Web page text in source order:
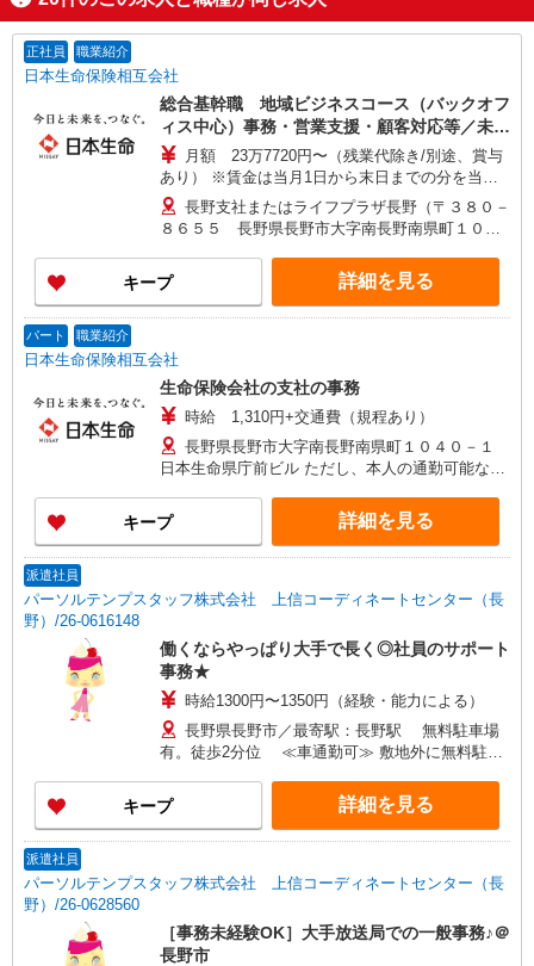
正社員 職業紹介
日本生命保険相互会社
総合基幹職 地域ビジネスコース（バックオフ
ィス中心）事務・営業支援・顧客対応等／未経
験可！月額 23万7720円〜（残業代除き/別途、賞与
あり） ※賃金は当月1日から末日までの分を当月
20日支払（時間外勤務手当等については当月1日か
ら末日までの分を翌月20日に支払） 想定年収
420万〜440万 ※時間外勤務手当(法定内20時間・
法定外0時間*想定)を含むモデル年収 *毎営業日
9:00〜18:00勤務する場合の残業時間のイメージ
※賞与は支給対象期間を通じて勤務した場合の想
後の昇給額は、昇格・職務成果等の状況に応じて
変動 ※将来的なステップアップにより、記載金額
以上の昇給も可能
長野支社またはライフプラザ長野（〒３８０－
８６５５ 長野県長野市大字南長野南県町１０４
用時の居住地から通勤可能な範囲内で、上記以外
の事業所に初期配属・異動となる可能性がありま
す。
キープ 詳細を見る
パート 職業紹介
日本生命保険相互会社
生命保険会社の支社の事務
時給 1,310円+交通費（規程あり）
長野県長野市大字南長野南県町１０４０－１
日本生命県庁前ビル ただし、本人の通勤可能な範
キープ 詳細を見る
派遣社員
パーソルテンプスタッフ株式会社 上信コーディネートセンター（長
野）/26-0616148
働くならやっぱり大手で長く◎社員のサポート
事務★
時給1300円〜1350円（経験・能力による）
長野県長野市／最寄駅：長野駅 無料駐車場
有。徒歩2分位 ≪車通勤可≫ 敷地外に無料駐車
キープ 詳細を見る
派遣社員
パーソルテンプスタッフ株式会社 上信コーディネートセンター（長
野）/26-0628560
［事務未経験OK］大手放送局での一般事務♪＠
長野市